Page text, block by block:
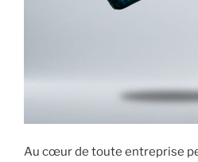
Au cœur de toute entreprise